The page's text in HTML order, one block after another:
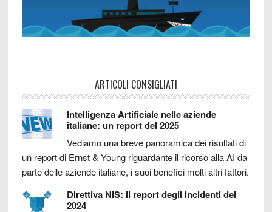
ARTICOLI CONSIGLIATI
Intelligenza Artificiale nelle aziende
italiane: un report del 2025
Vediamo una breve panoramica dei risultati di
un report di Ernst & Young riguardante il ricorso alla AI da
parte delle aziende italiane, i suoi benefici molti altri fattori.
Direttiva NIS: il report degli incidenti del
2024